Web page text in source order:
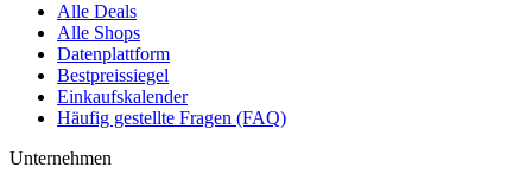
Alle Deals
Alle Shops
Datenplattform
Bestpreissiegel
Einkaufskalender
Häufig gestellte Fragen (FAQ)
Unternehmen